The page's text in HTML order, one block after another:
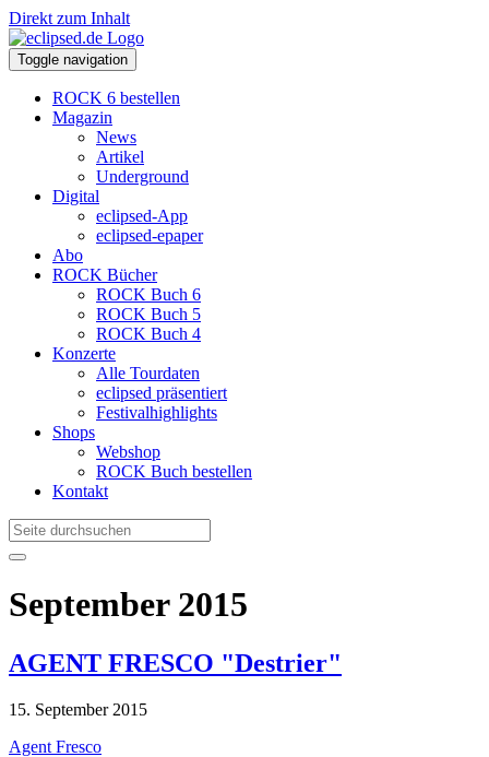
Direkt zum Inhalt
Toggle navigation
ROCK 6 bestellen
Magazin
News
Artikel
Underground
Digital
eclipsed-App
eclipsed-epaper
Abo
ROCK Bücher
ROCK Buch 6
ROCK Buch 5
ROCK Buch 4
Konzerte
Alle Tourdaten
eclipsed präsentiert
Festivalhighlights
Shops
Webshop
ROCK Buch bestellen
Kontakt
September 2015
AGENT FRESCO "Destrier"
15. September 2015
Agent Fresco